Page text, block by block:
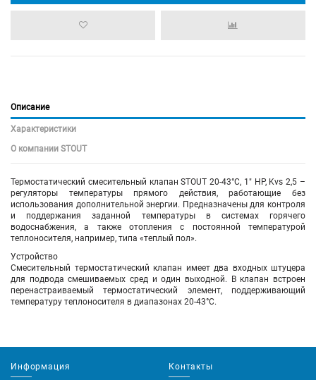
Описание
Характеристики
О компании STOUT
Термостатический смесительный клапан STOUT 20-43°C, 1" НР, Kvs 2,5 –
регуляторы температуры прямого действия, работающие без
использования дополнительной энергии. Предназначены для контроля
и поддержания заданной температуры в системах горячего
водоснабжения, а также отопления с постоянной температурой
теплоносителя, например, типа «теплый пол».
Устройство
Смесительный термостатический клапан имеет два входных штуцера
для подвода смешиваемых сред и один выходной. В клапан встроен
перенастраиваемый термостатический элемент, поддерживающий
температуру теплоносителя в диапазонах 20-43°С.
Информация Контакты